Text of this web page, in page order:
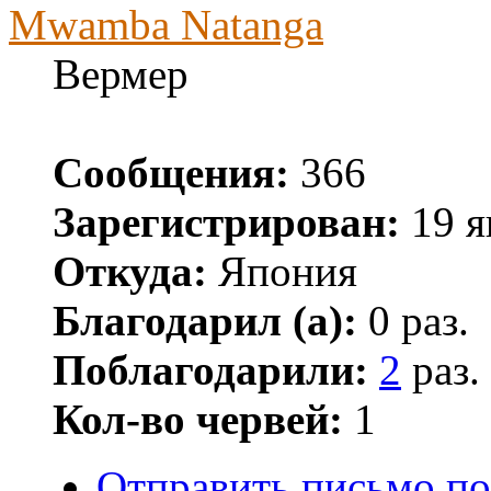
Mwamba Natanga
Вермер
Сообщения: 366
Зарегистрирован: 19
Откуда: Япония
Благодарил (а): 0 раз.
Поблагодарили: 2 раз.
Кол-во червей: 1